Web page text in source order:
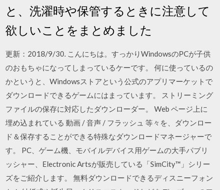
と、洗濯時や保管するときに注意して
欲しいことをまとめました
更新：2018/9/30. こんにちは。すっかりWindowsのPCが子供
のおもちゃになってしまっているケーです。 何に使っているの
かというと、Windowsストアという公式のアプリマーケットで
ダウンロードできるゲームにはまっています。 ストリーミング
ファイルの保存に対応したダウンローダー。 Web ページ上に
埋め込まれている 動画 / 音声 / フラッシュ 等々を、ダウンロー
ド＆保存することができる特殊なダウンロードマネージャーで
す。 PC、ゲーム機、モバイルデバイス用ゲームの大手パブリ
ッシャー、Electronic Artsが販売している「SimCity™」シリー
ズをご紹介します。 無料ダウンロードできるディスニーフォン